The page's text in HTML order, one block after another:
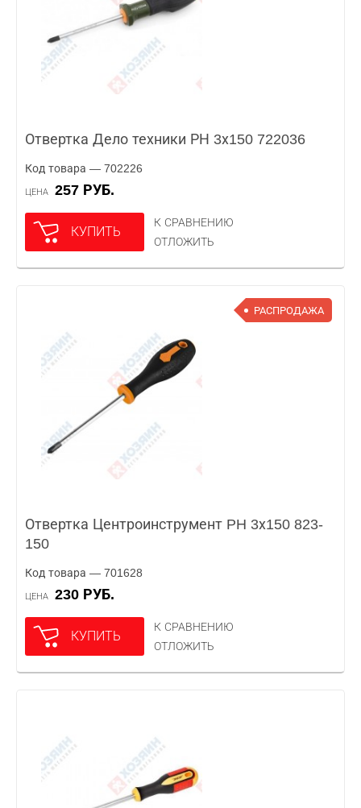
Отвертка Дело техники РН 3х150 722036
Код товара — 702226
ЦЕНА 257 РУБ.
КУПИТЬ
К СРАВНЕНИЮ
ОТЛОЖИТЬ
РАСПРОДАЖА
Отвертка Центроинструмент PH 3х150 823-
150
Код товара — 701628
ЦЕНА 230 РУБ.
КУПИТЬ
К СРАВНЕНИЮ
ОТЛОЖИТЬ